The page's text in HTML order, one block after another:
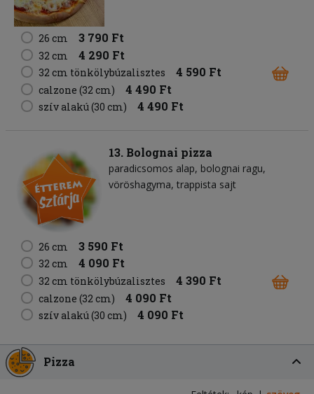
26 cm 3 790 Ft
32 cm 4 290 Ft
32 cm tönkölybúzalisztes 4 590 Ft
calzone (32 cm) 4 490 Ft
szív alakú (30 cm) 4 490 Ft
13. Bolognai pizza
paradicsomos alap bolognai ragu
vöröshagyma trappista sajt
26 cm 3 590 Ft
32 cm 4 090 Ft
32 cm tönkölybúzalisztes 4 390 Ft
calzone (32 cm) 4 090 Ft
szív alakú (30 cm) 4 090 Ft
Pizza